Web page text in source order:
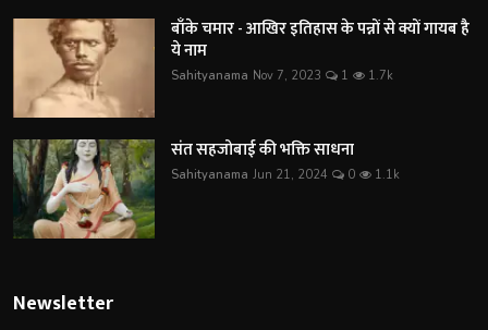
बाँके चमार - आखिर इतिहास के पन्नों से क्यों गायब है
ये नाम
Sahityanama Nov 7, 2023 1 1.7k
संत सहजोबाई की भक्ति साधना
Sahityanama Jun 21, 2024 0 1.1k
Newsletter